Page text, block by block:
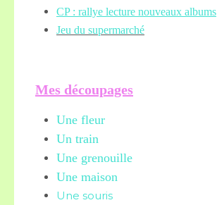
CP : rallye lecture nouveaux albums
Jeu du supermarché
Mes découpages
Une fleur
Un train
Une grenouille
Une maison
Une souris